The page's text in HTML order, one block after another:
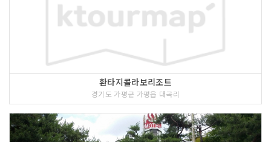
환타지콜라보리조트
경기도 가평군 가평읍 대곡리